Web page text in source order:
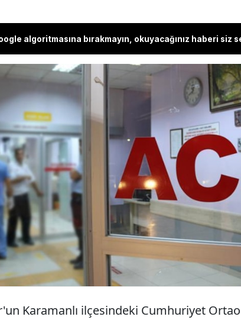
algoritmasına bırakmayın, okuyacağınız haberi siz
Burdur'da Karamanlı
öğrenci gıda zehirlenmesi
Öğrencilerin sağlık durumu iyi,
sürüyor.
Karamanlı ilçesindeki Cumhuriyet